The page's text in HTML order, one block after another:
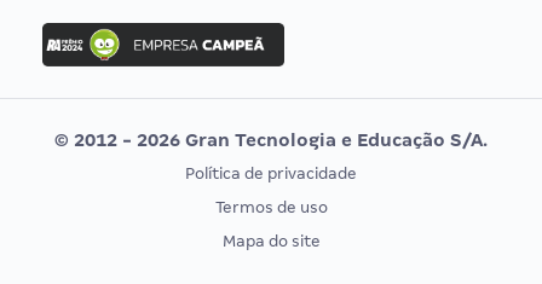
Concurso Ibama
Concurso MPU
Editais publicados
Vunesp
CONCURSOS POR PROFISSÃO
EXAME DE ORDEM
© 2012 - 2026 Gran Tecnologia e Educação S/A.
Política de privacidade
Termos de uso
Mapa do site